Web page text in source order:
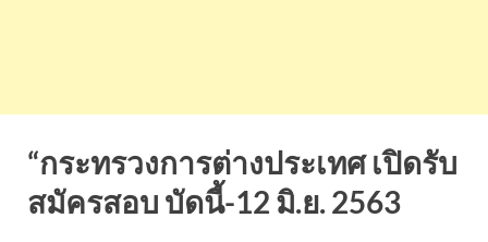
“กระทรวงการต่างประเทศ เปิดรับ
สมัครสอบ บัดนี้-12 มิ.ย. 2563